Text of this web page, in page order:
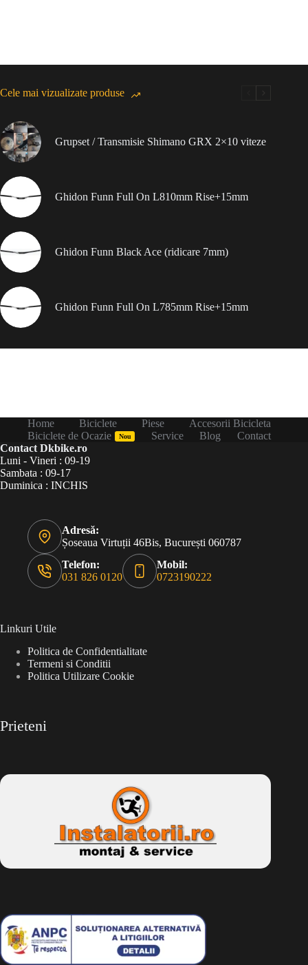
Cele mai vizualizate produse
Grupset / Transmisie Shimano GRX 2×10 viteze
Ghidon Funn Full On L810mm Rise+15mm
Ghidon Funn Black Ace (ridicare 7mm)
Ghidon Funn Full On L785mm Rise+15mm
Home Biciclete Piese
Accesorii Bicicleta
Biciclete de Ocazie
Nou Service Blog
Contact
Contact Dkbike.ro
Luni - Vineri : 09-19
Sambata : 09-17
Duminica : INCHIS
Adresă:
Șoseaua Virtuții 46Bis, București 060787
Telefon:
031 826 0120
Mobil:
0723190222
Linkuri Utile
Politica de Confidentialitate
Termeni si Conditii
Politica Utilizare Cookie
Prieteni